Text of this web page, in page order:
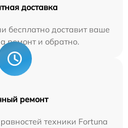
доставка
бесплатно доставит ваше
ремонт и обратно.
ремонт
техники Fortuna